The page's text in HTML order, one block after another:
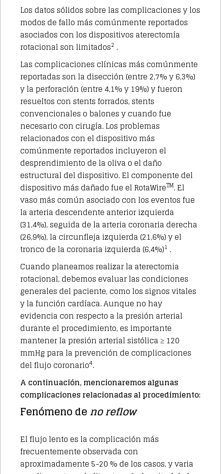
Los datos sólidos sobre las complicaciones y los
modos de fallo más comúnmente reportados
asociados con los dispositivos aterectomía
rotacional son limitados2 .
Las complicaciones clínicas más comúnmente
reportadas son la disección (entre 2,7% y 6,3%)
y la perforación (entre 4,1% y 19%) y fueron
resueltos con stents forrados, stents
convencionales o balones y cuando fue
necesario con cirugía. Los problemas
relacionados con el dispositivo más
comúnmente reportados incluyeron el
desprendimiento de la oliva o el daño
estructural del dispositivo. El componente del
dispositivo más dañado fue el RotaWireTM. El
vaso más común asociado con los eventos fue
la arteria descendente anterior izquierda
(31,4%), seguida de la arteria coronaria derecha
(26,9%), la circunfleja izquierda (21,6%) y el
tronco de la coronaria izquierda (6,4%)1 .
Cuando planeamos realizar la aterectomia
rotacional, debemos evaluar las condiciones
generales del paciente, como los signos vitales
y la función cardíaca. Aunque no hay
evidencia con respecto a la presión arterial
durante el procedimiento, es importante
mantener la presión arterial sistólica ≥ 120
mmHg para la prevención de complicaciones
del flujo coronario4.
A continuación, mencionaremos algunas
complicaciones relacionadas al procedimiento:
Fenómeno deno reflow
El flujo lento es la complicación más
frecuentemente observada con
aproximadamente 5-20 % de los casos, y varia